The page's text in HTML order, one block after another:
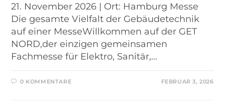
21. November 2026 | Ort: Hamburg Messe
Die gesamte Vielfalt der Gebäudetechnik
auf einer MesseWillkommen auf der GET
NORD,der einzigen gemeinsamen
Fachmesse für Elektro, Sanitär,…
0 KOMMENTARE FEBRUAR 3, 2026